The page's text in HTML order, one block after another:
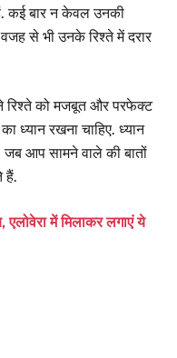
कई बार न केवल उनकी
से भी उनके रिश्ते में दरार
रिश्ते को मजबूत और परफेक्ट
ध्यान रखना चाहिए. ध्यान
जब आप सामने वाले की बातों
हैं.
एलोवेरा में मिलाकर लगाएं ये